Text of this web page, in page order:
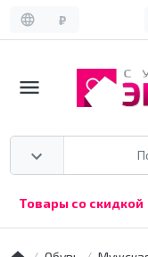
₽
Товары со скидкой